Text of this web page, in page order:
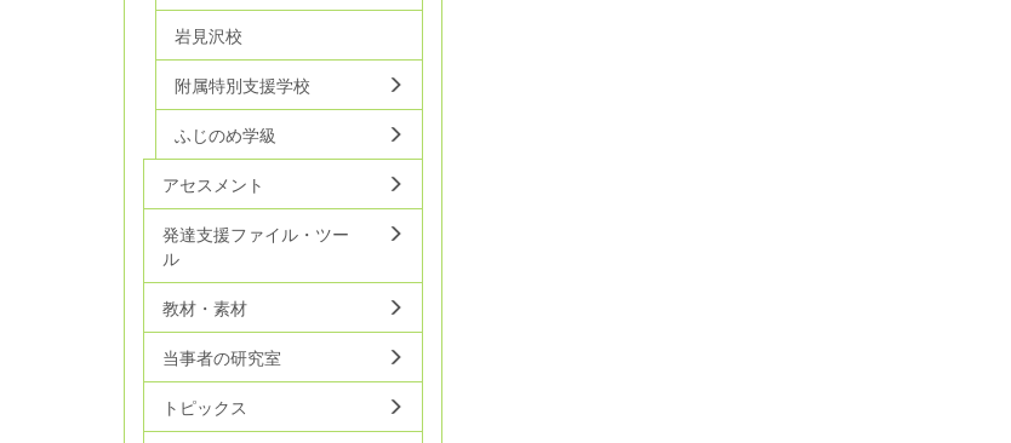
岩見沢校
附属特別支援学校
ふじのめ学級
アセスメント
発達支援ファイル・ツー
ル
教材・素材
当事者の研究室
トピックス